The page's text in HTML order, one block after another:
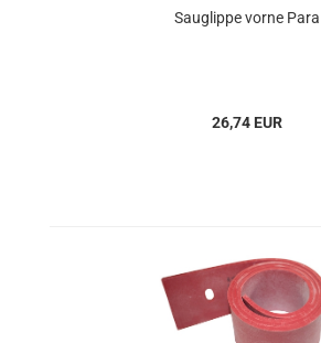
Sauglippe vorne Para
26,74 EUR